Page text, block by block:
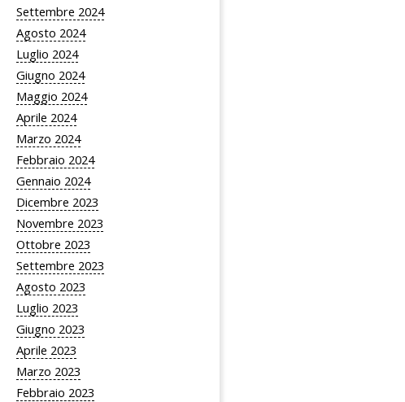
Settembre 2024
Agosto 2024
Luglio 2024
Giugno 2024
Maggio 2024
Aprile 2024
Marzo 2024
Febbraio 2024
Gennaio 2024
Dicembre 2023
Novembre 2023
Ottobre 2023
Settembre 2023
Agosto 2023
Luglio 2023
Giugno 2023
Aprile 2023
Marzo 2023
Febbraio 2023